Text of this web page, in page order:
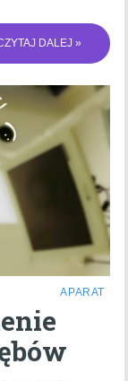
DALEJ »
APARAT